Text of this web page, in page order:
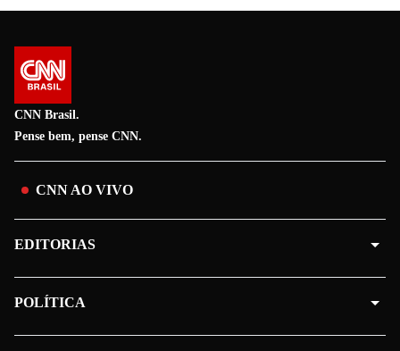
CNN Brasil.
Pense bem, pense CNN.
CNN AO VIVO
EDITORIAS
POLÍTICA